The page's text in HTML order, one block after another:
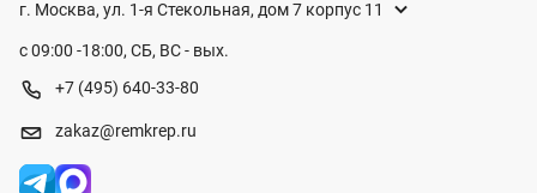
г. Москва, ул. 1-я Стекольная, дом 7 корпус 11
с 09:00 -18:00, СБ, ВС - вых.
+7 (495) 640-33-80
zakaz@remkrep.ru